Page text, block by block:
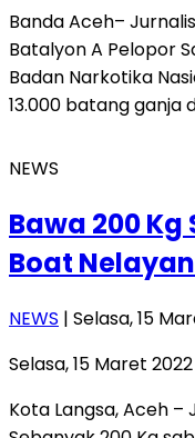
Banda Aceh–
Batalyon A Pelopor
Badan Narkotika
13.000 batang ganja
NEWS
Bawa 200 Kg
Boat
NEWS | Selasa, 15
Selasa, 15 Maret
Kota Langsa, Aceh –